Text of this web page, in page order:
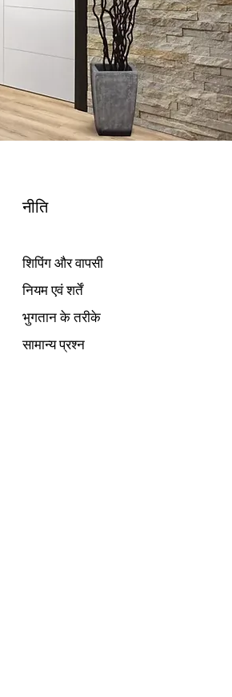
नीति
शिपिंग और वापसी
नियम एवं शर्तें
भुगतान के तरीके
सामान्य प्रश्न